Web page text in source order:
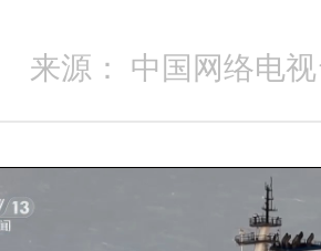
来源： 中国网络电